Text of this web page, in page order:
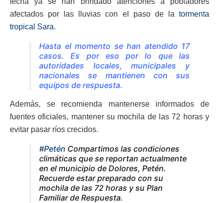
afectados por las lluvias con el paso de la tormenta
tropical Sara.
Hasta el momento se han atendido 17
casos. Es por eso por lo que las
autoridades locales, municipales y
nacionales se mantienen con sus
equipos de respuesta.
Además, se recomienda mantenerse informados de
fuentes oficiales, mantener su mochila de las 72 horas y
evitar pasar ríos crecidos.
#Petén Compartimos las condiciones
climáticas que se reportan actualmente
en el municipio de Dolores, Petén.
Recuerde estar preparado con su
mochila de las 72 horas y su Plan
Familiar de Respuesta.